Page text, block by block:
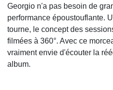
Georgio n'a pas besoin de
performance époustouflante.
tourne, le concept des
filmées à 360°. Avec ce
vraiment envie d'écouter la
album.